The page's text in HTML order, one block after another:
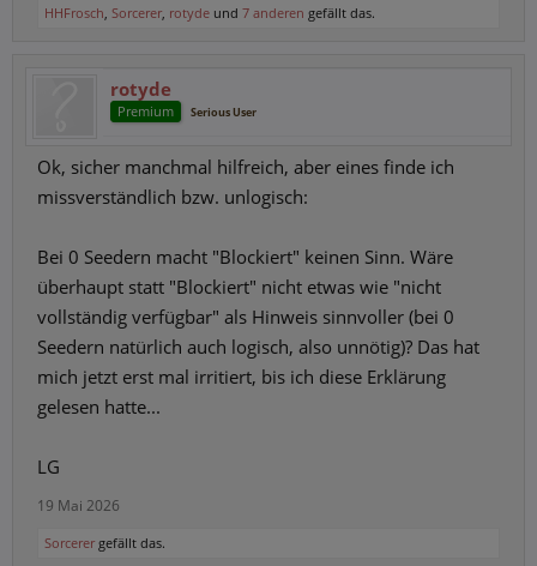
HHFrosch, Sorcerer, rotyde und 7 anderen gefällt das.
rotyde
Premium Serious User
Ok, sicher manchmal hilfreich, aber eines finde ich
missverständlich bzw. unlogisch:
Bei 0 Seedern macht "Blockiert" keinen Sinn. Wäre
überhaupt statt "Blockiert" nicht etwas wie "nicht
vollständig verfügbar" als Hinweis sinnvoller (bei 0
Seedern natürlich auch logisch, also unnötig)? Das hat
mich jetzt erst mal irritiert, bis ich diese Erklärung
gelesen hatte...
LG
19 Mai 2026
Sorcerer gefällt das.